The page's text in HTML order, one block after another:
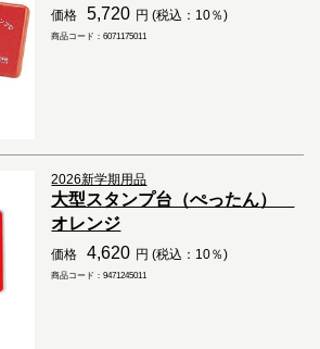
価格 5,720 円 (税込：10％)
商品コード：6071175011
2026新学期用品
大型スタンプ台（ぺったん）
オレンジ
価格 4,620 円 (税込：10％)
商品コード：9471245011